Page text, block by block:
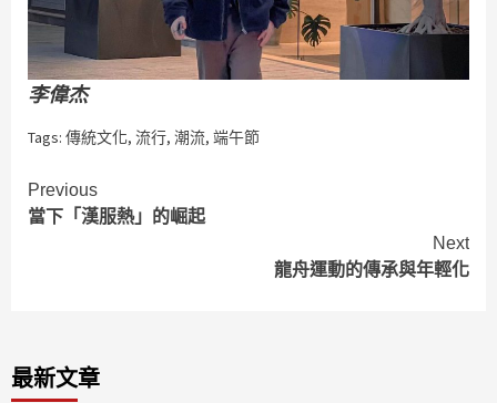
李偉杰
Tags: 傳統文化, 流行, 潮流, 端午節
Continue
Reading
Previous
當下「漢服熱」的崛起
Next
龍舟運動的傳承與年輕化
最新文章